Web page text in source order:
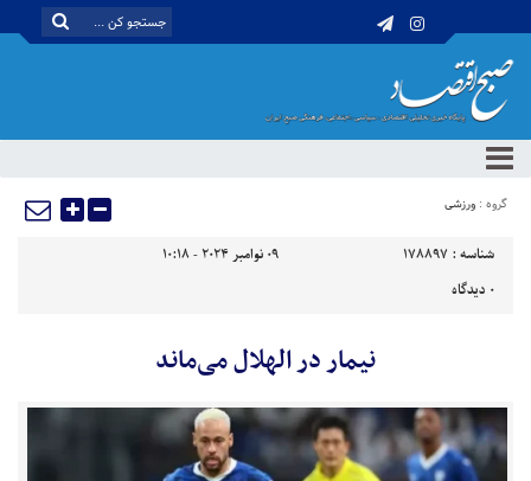
گروه : ورزشی
شناسه : 178897
09 نوامبر 2024 - 10:18
0 دیدگاه
نیمار در الهلال می‌ماند